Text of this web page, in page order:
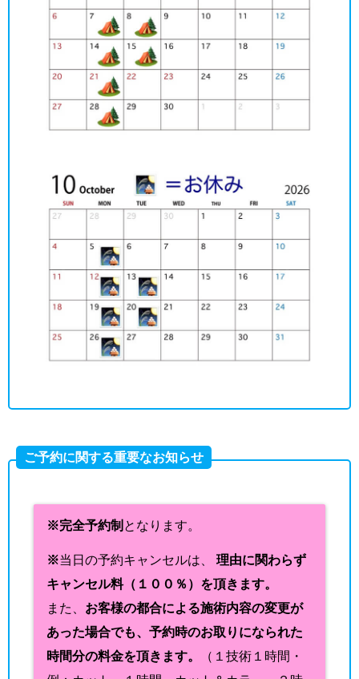
ご予約に関する重要なお知らせ
※完全予約制 となります。
※当日の予約キャンセルは、 理由に関わらず
キャンセル料（１００％）を頂きます。
また、 お客様の都合による施術内容の変更が
あった場合でも、予約時のお取りになられた
時間分の料金を頂きます。
（１技術１時間・